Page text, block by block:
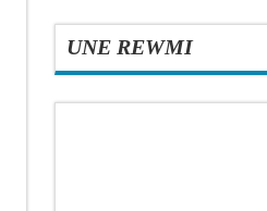
UNE REWMI